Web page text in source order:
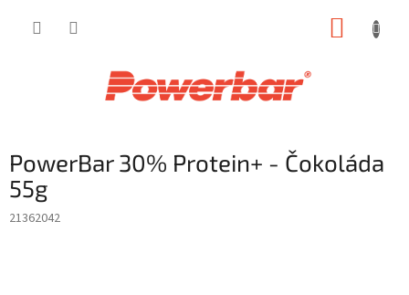
PowerBar 30% Protein+ - Čokoláda
55g
21362042